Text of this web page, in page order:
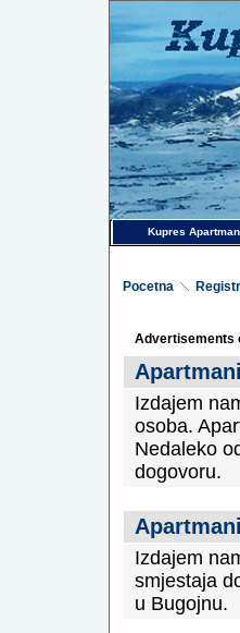
Kupres
Pocetna
Advertisements
Izdajem
osoba.
Nedaleko
dogovoru.
Izdajem
smjestaja
u Bugojnu.